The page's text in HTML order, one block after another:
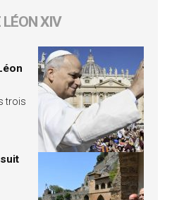
LÉON XIV
trois